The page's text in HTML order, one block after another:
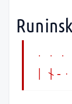
in-